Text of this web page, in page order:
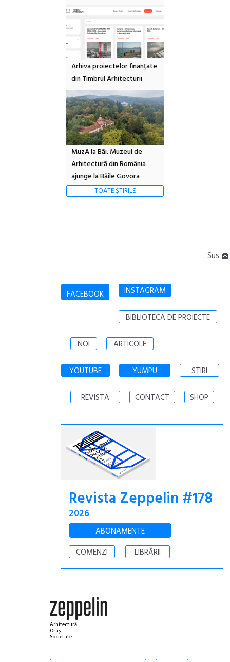
Arhiva proiectelor finanțate
din Timbrul Arhitecturii
MuzA la Băi. Muzeul de
Arhitectură din România
ajunge la Băile Govora
TOATE ȘTIRILE
Sus
FACEBOOK INSTAGRAM
BIBLIOTECA DE PROIECTE
NOI ARTICOLE
YOUTUBE YUMPU STIRI
REVISTA CONTACT SHOP
Revista Zeppelin #178
2026
ABONAMENTE
COMENZI
LIBRĂRII
Arhitectură.
Oraș.
Societate.